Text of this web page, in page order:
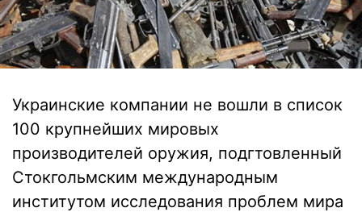
Украинские компании не вошли в список
100 крупнейших мировых
производителей оружия, подгтовленный
Стокгольмским международным
институтом исследования проблем мира